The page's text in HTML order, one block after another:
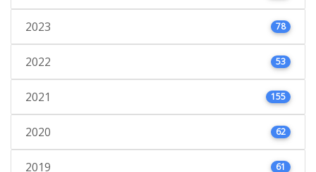
2023 78
2022 53
2021 155
2020 62
2019 61